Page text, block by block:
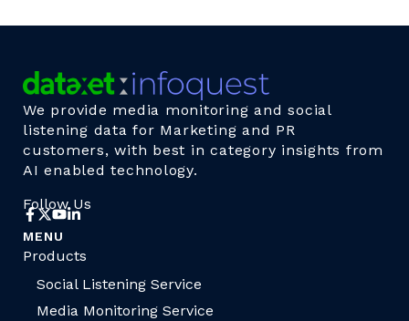
We provide media monitoring and social
listening data for Marketing and PR
customers, with best in category insights from
AI enabled technology.
Follow Us
MENU
Products
Social Listening Service
Media Monitoring Service